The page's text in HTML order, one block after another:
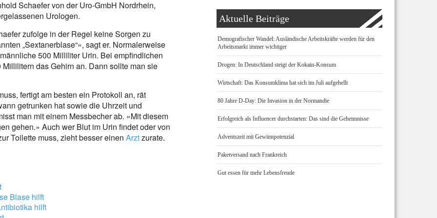
Schaefer von der Uro-GmbH Nordrhein,
Urologen.
zufolge in der Regel keine Sorgen zu
„Sextanerblase“», sagt er. Normalerweise
500 Milliliter Urin. Bei empfindlichen
das Gehirn an. Dann sollte man sie
fertigt am besten ein Protokoll an, rät
getrunken hat sowie die Uhrzeit und
man mit einem Messbecher ab. «Mit diesem
gehen.» Auch wer Blut im Urin findet oder von
Toilette muss, zieht besser einen Arztzurate.
Blase hilft
hilft
Aktuelle Beiträge
Demografischer Wandel: Ausländische Arbeitskräfte werden für den
Arbeitsmarkt immer wichtiger
Drogen: In Deutschland steigt der Kokain-Konsum
Wirtschaft: Das Konsumklima hat sich im Juli aufgehellt
80 Jahre D-Day: Die Invasion in der Normandie
Erfolgreich als Influencer durchstarten: Das sind die Geheimnisse
Adventszeit mit Gewinnpotenzial
Paketversand nach Frankreich
Gut essen für mehr Lebensfreude